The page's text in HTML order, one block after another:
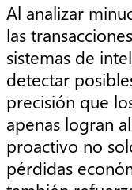
Al analizar
las
sistemas de
detectar
precisión que
apenas logran
proactivo no
pérdidas